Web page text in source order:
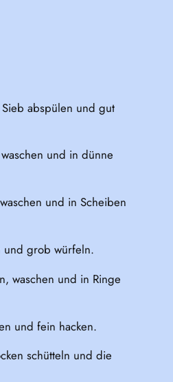
abspülen und gut
und in dünne
und in Scheiben
und grob würfeln.
waschen und in Ringe
und fein hacken.
schütteln und die